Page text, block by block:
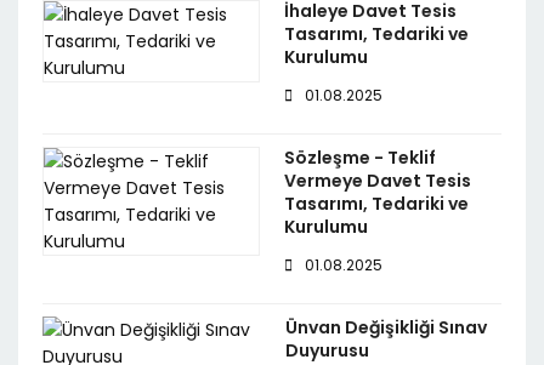
İhaleye Davet Tesis
Tasarımı, Tedariki ve
Kurulumu
01.08.2025
Sözleşme - Teklif
Vermeye Davet Tesis
Tasarımı, Tedariki ve
Kurulumu
01.08.2025
Ünvan Değişikliği Sınav
Duyurusu